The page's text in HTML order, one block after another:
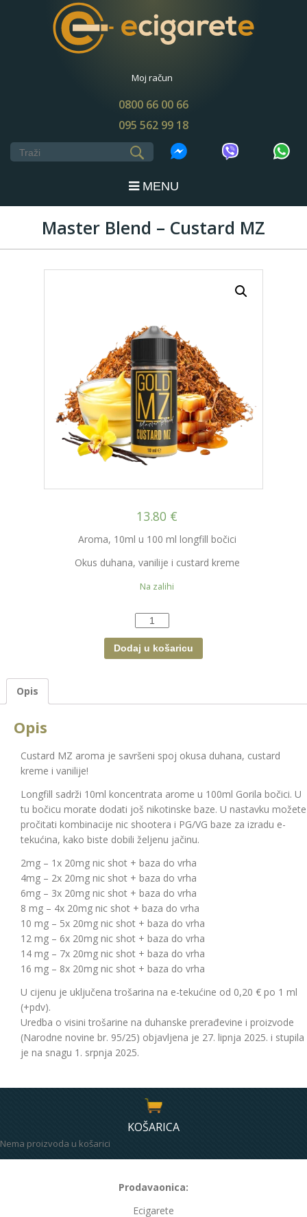
Moj račun
0800 66 00 66
095 562 99 18
MENU
Master Blend – Custard MZ
13.80 €
Aroma, 10ml u 100 ml longfill bočici
Okus duhana, vanilije i custard kreme
Na zalihi
Količina
Dodaj u košaricu
Opis
Opis
Custard MZ aroma je savršeni spoj okusa duhana, custard
kreme i vanilije!
Longfill sadrži 10ml koncentrata arome u 100ml Gorila bočici. U
tu bočicu morate dodati još nikotinske baze. U nastavku možete
pročitati kombinacije nic shootera i PG/VG baze za izradu e-
tekućina, kako biste dobili željenu jačinu.
2mg – 1x 20mg nic shot + baza do vrha
4mg – 2x 20mg nic shot + baza do vrha
6mg – 3x 20mg nic shot + baza do vrha
8 mg – 4x 20mg nic shot + baza do vrha
10 mg – 5x 20mg nic shot + baza do vrha
12 mg – 6x 20mg nic shot + baza do vrha
14 mg – 7x 20mg nic shot + baza do vrha
16 mg – 8x 20mg nic shot + baza do vrha
U cijenu je uključena trošarina na e-tekućine od 0,20 € po 1 ml
(+pdv).
Uredba o visini trošarine na duhanske prerađevine i proizvode
(Narodne novine br. 95/25) objavljena je 27. lipnja 2025. i stupila
je na snagu 1. srpnja 2025.
KOŠARICA
Nema proizvoda u košarici
Prodavaonica:
Ecigarete